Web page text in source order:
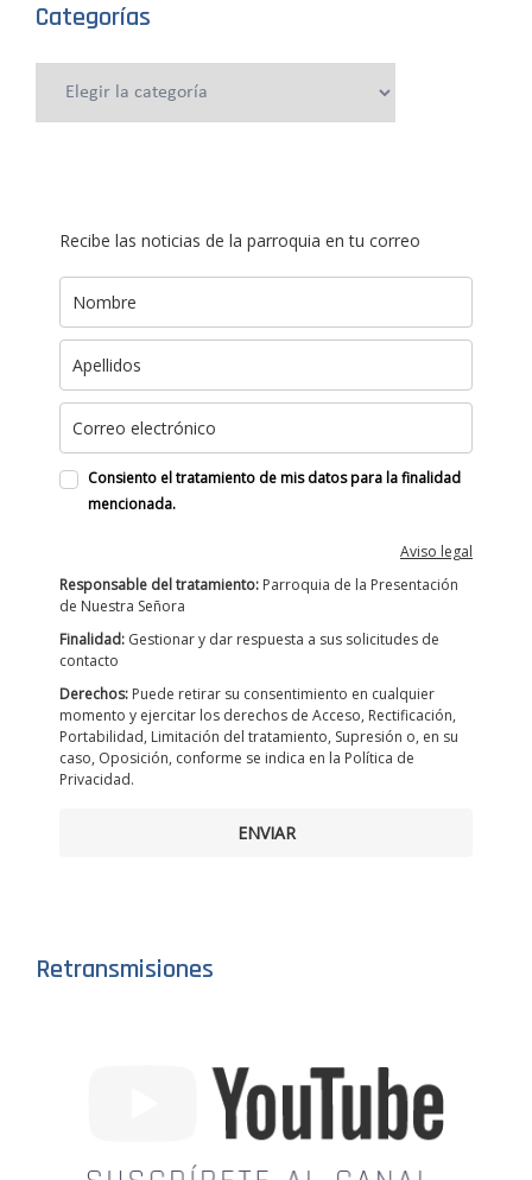
Categorías
Recibe las noticias de la parroquia en tu correo
Consiento el tratamiento de mis datos para la finalidad
mencionada.
Aviso legal
Responsable del tratamiento: Parroquia de la Presentación
de Nuestra Señora
Finalidad: Gestionar y dar respuesta a sus solicitudes de
contacto
Derechos: Puede retirar su consentimiento en cualquier
momento y ejercitar los derechos de Acceso, Rectificación,
Portabilidad, Limitación del tratamiento, Supresión o, en su
caso, Oposición, conforme se indica en la Política de
Privacidad.
ENVIAR
Retransmisiones